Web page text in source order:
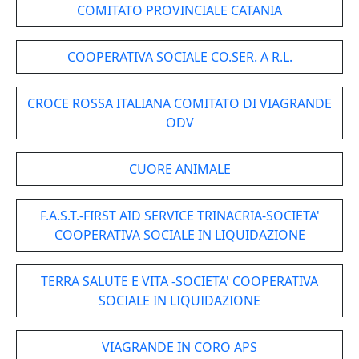
COMITATO PROVINCIALE CATANIA
COOPERATIVA SOCIALE CO.SER. A R.L.
CROCE ROSSA ITALIANA COMITATO DI VIAGRANDE
ODV
CUORE ANIMALE
F.A.S.T.-FIRST AID SERVICE TRINACRIA-SOCIETA'
COOPERATIVA SOCIALE IN LIQUIDAZIONE
TERRA SALUTE E VITA -SOCIETA' COOPERATIVA
SOCIALE IN LIQUIDAZIONE
VIAGRANDE IN CORO APS